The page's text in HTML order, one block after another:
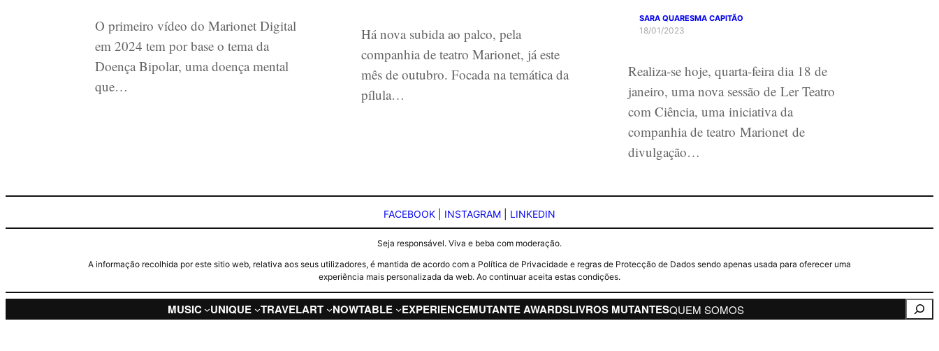
O primeiro vídeo do Marionet Digital
em 2024 tem por base o tema da
Doença Bipolar, uma doença mental
que…
Há nova subida ao palco, pela
companhia de teatro Marionet, já este
mês de outubro. Focada na temática da
pílula…
SARA QUARESMA CAPITÃO
18/01/2023
Realiza-se hoje, quarta-feira dia 18 de
janeiro, uma nova sessão de Ler Teatro
com Ciência, uma iniciativa da
companhia de teatro Marionet de
divulgação…
FACEBOOK INSTAGRAM LINKEDIN
Seja responsável. Viva e beba com moderação.
A informação recolhida por este sitio web, relativa aos seus utilizadores, é mantida de acordo com a Política de Privacidade e regras de Protecção de Dados sendo apenas usada para oferecer uma
experiência mais personalizada da web. Ao continuar aceita estas condições.
MUSIC UNIQUE TRAVELART NOWTABLE EXPERIENCEMUTANTE AWARDSLIVROS MUTANTESQUEM SOMOS